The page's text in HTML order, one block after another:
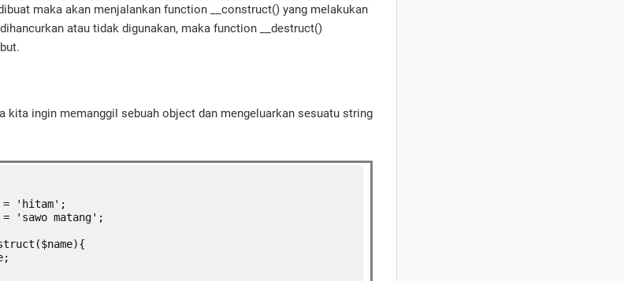
maka akan menjalankan function __construct() yang melakukan
atau tidak digunakan, maka function __destruct()
kita ingin memanggil sebuah object dan mengeluarkan sesuatu string
'hitam';
'sawo matang';